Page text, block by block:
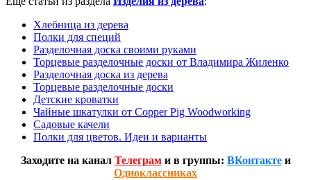
Хлебница из дерева
Полки для специй
Разделочная доска своими руками
Торцевые разделочные доски от Владимира Жиленко
Разделочная доска из дерева
Торцевые разделочные доски
Детские кроватки
Чайные шкатулки от Copper Pig Woodworking
Садовые качели
Полки для цветов. Идеи и варианты
Заходите на канал Телеграми в группы: ВКонтактеи
Одноклассниках